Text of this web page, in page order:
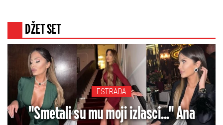
DŽET SET
ESTRADA
"Smetali su mu moji izlasci..." Ana